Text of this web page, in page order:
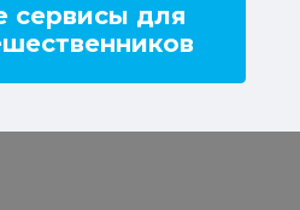
сервисы для